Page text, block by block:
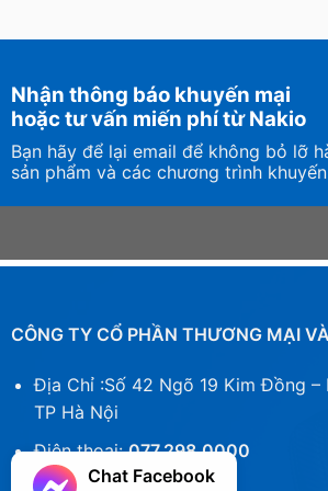
Nhận thông báo khuyến mại
hoặc tư vấn miến phí từ Nakio
Bạn hãy để lại email để không bỏ lỡ
sản phẩm và các chương trình
CÔNG TY CỔ PHẦN THƯƠNG MẠI
Địa Chỉ :Số 42 Ngõ 19 Kim Đồng –
TP Hà Nội
Điện thoại:077.298.0000
Chat Facebook